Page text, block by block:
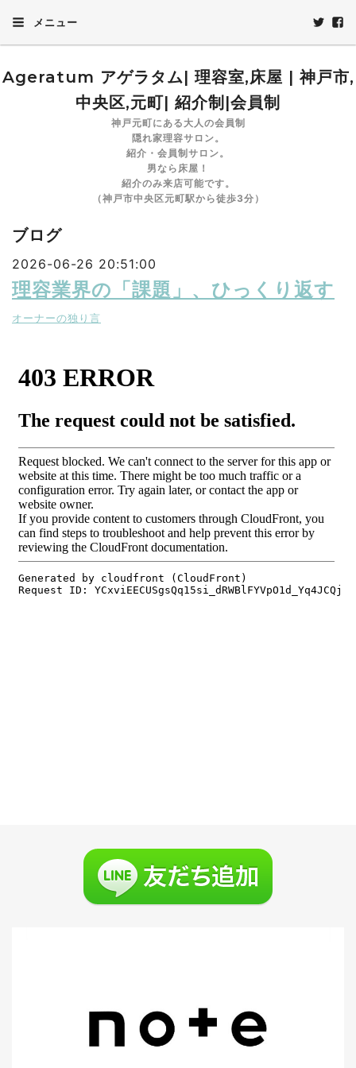
メニュー
Ageratum アゲラタム| 理容室,床屋 | 神戸市,
中央区,元町| 紹介制|会員制
神戸元町にある大人の会員制
隠れ家理容サロン。
紹介・会員制サロン。
男なら床屋！
紹介のみ来店可能です。
（神戸市中央区元町駅から徒歩3分）
ブログ
2026-06-26 20:51:00
理容業界の「課題」、ひっくり返す
オーナーの独り言